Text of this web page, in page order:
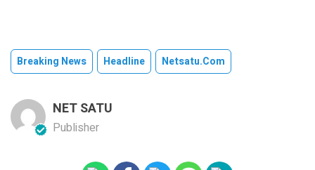
Breaking News Headline Netsatu.com
NET SATU
Publisher